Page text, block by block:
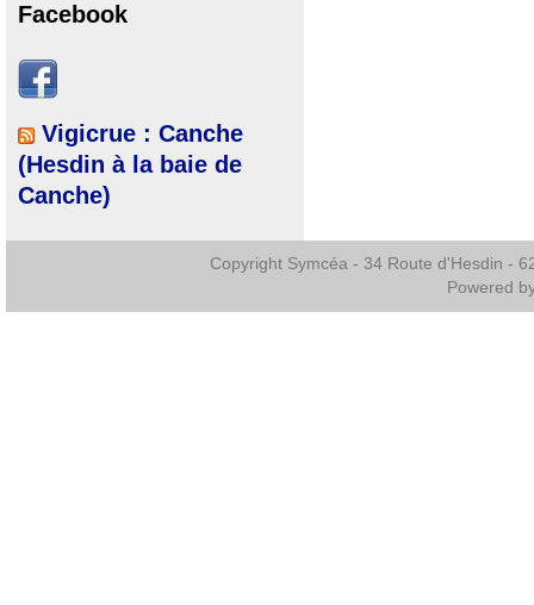
Facebook
Vigicrue : Canche
(Hesdin à la baie de
Canche)
Copyright Symcéa - 34 Route d'Hesdin -
Powered